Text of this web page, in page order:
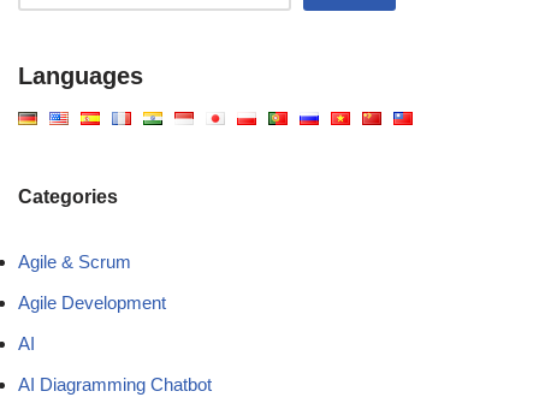
Languages
Categories
Agile & Scrum
Agile Development
AI
AI Diagramming Chatbot